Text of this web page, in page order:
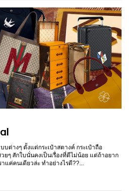
บต่างๆ ตั้งแต่กระเป๋าสตางค์ กระเป๋าถือ
ยๆ สักใบนั่นคงเป็นเรื่องที่ดีไม่น้อย แต่ถ้าอยาก
แค่คนเดียวล่ะ ทำอย่างไรดี??...